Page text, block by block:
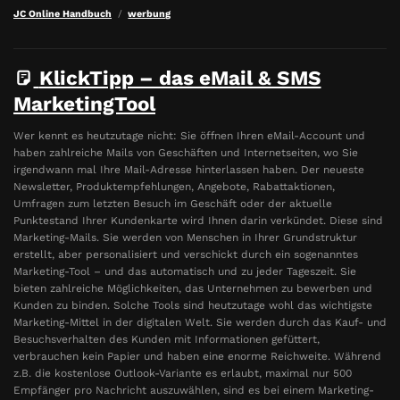
JC Online Handbuch werbung
KlickTipp – das eMail & SMS
MarketingTool
Wer kennt es heutzutage nicht: Sie öffnen Ihren eMail-Account und
haben zahlreiche Mails von Geschäften und Internetseiten, wo Sie
irgendwann mal Ihre Mail-Adresse hinterlassen haben. Der neueste
Newsletter, Produktempfehlungen, Angebote, Rabattaktionen,
Umfragen zum letzten Besuch im Geschäft oder der aktuelle
Punktestand Ihrer Kundenkarte wird Ihnen darin verkündet. Diese sind
Marketing-Mails. Sie werden von Menschen in Ihrer Grundstruktur
erstellt, aber personalisiert und verschickt durch ein sogenanntes
Marketing-Tool – und das automatisch und zu jeder Tageszeit. Sie
bieten zahlreiche Möglichkeiten, das Unternehmen zu bewerben und
Kunden zu binden. Solche Tools sind heutzutage wohl das wichtigste
Marketing-Mittel in der digitalen Welt. Sie werden durch das Kauf- und
Besuchsverhalten des Kunden mit Informationen gefüttert,
verbrauchen kein Papier und haben eine enorme Reichweite. Während
z.B. die kostenlose Outlook-Variante es erlaubt, maximal nur 500
Empfänger pro Nachricht auszuwählen, sind es bei einem Marketing-